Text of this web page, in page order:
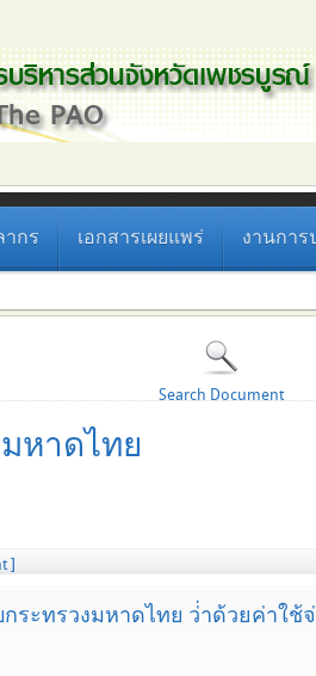
กร เอกสารเผยแพร่ งานการ
Search Document
หาดไทย
]
กระทรวงมหาดไทย ว่่าด้วยค่า